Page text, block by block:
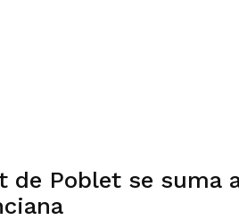
de Poblet se suma